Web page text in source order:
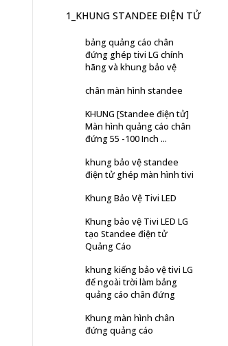
1_KHUNG STANDEE ĐIỆN TỬ
bảng quảng cáo chân
đứng ghép tivi LG chính
hãng và khung bảo vệ
chân màn hình standee
KHUNG [Standee điện tử]
Màn hình quảng cáo chân
đứng 55 -100 Inch ...
khung bảo vệ standee
điện tử ghép màn hình tivi
Khung Bảo Vệ Tivi LED
Khung bảo vệ Tivi LED LG
tạo Standee điện tử
Quảng Cáo
khung kiếng bảo vệ tivi LG
để ngoài trời làm bảng
quảng cáo chân đứng
Khung màn hình chân
đứng quảng cáo